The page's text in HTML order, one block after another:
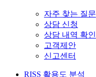
자주 찾는 질문
상담 신청
상담 내역 확인
고객제안
신고센터
RISS 활용도 분석